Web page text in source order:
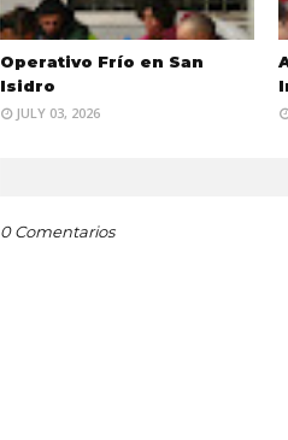
Operativo Frío en San
Isidro
JULY 03, 2026
0 Comentarios